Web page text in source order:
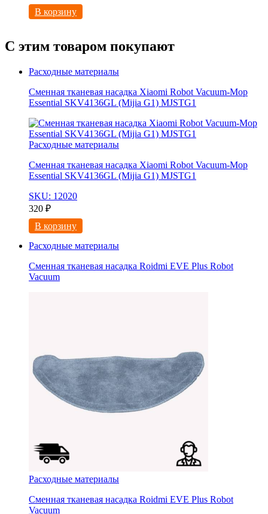
В корзину
С этим товаром покупают
Расходные материалы
Сменная тканевая насадка Xiaomi Robot Vacuum-Mop
Essential SKV4136GL (Mijia G1) MJSTG1
Расходные материалы
Сменная тканевая насадка Xiaomi Robot Vacuum-Mop
Essential SKV4136GL (Mijia G1) MJSTG1
SKU: 12020
320 ₽
В корзину
Расходные материалы
Сменная тканевая насадка Roidmi EVE Plus Robot
Vacuum
Расходные материалы
Сменная тканевая насадка Roidmi EVE Plus Robot
Vacuum